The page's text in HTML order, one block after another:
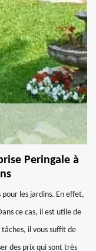
Peringale à
pour les jardins. En effet,
ce cas, il est utile de
il vous suffit de
des prix qui sont très